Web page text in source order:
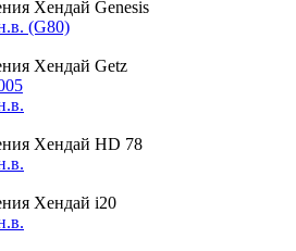
Хендай Genesis
(G80)
Хендай Getz
Хендай HD 78
Хендай i20